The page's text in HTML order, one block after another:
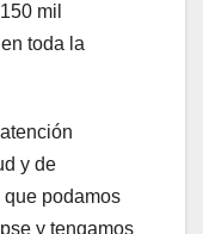
mil
toda la
y de
podamos
y tengamos